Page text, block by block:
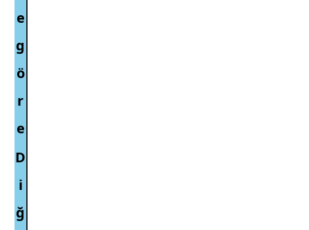
e
g
ö
r
e
D
i
ğ